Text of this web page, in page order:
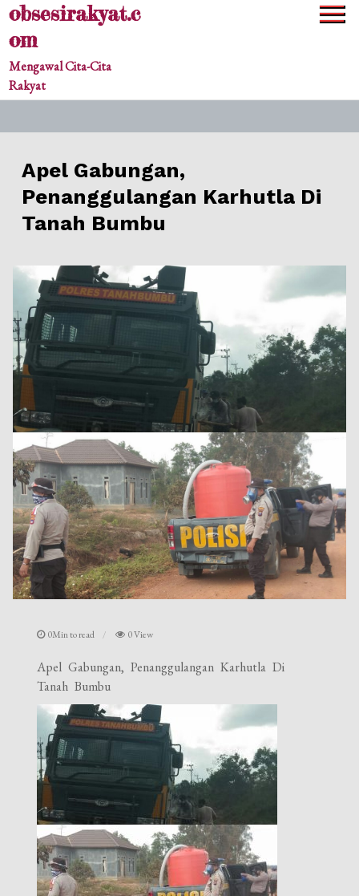
Skipobsesirakyat.c
om
Mengawal Cita-Cita
Rakyat
Apel Gabungan,
Penanggulangan Karhutla Di
Tanah Bumbu
0Min to read 0 View
Apel Gabungan, Penanggulangan Karhutla Di
Tanah Bumbu